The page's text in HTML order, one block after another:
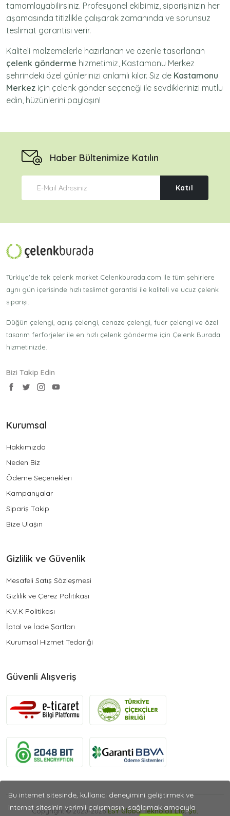
tamamlayabilirsiniz. Profesyonel ekibimiz, siparişinizin her
aşamasında titizlikle çalışarak zamanında ve sorunsuz
teslimat garantisi verir.
Kaliteli malzemelerle hazırlanan ve özenle tasarlanan
çelenk gönderme hizmetimiz, Kastamonu Merkez
şehrindeki özel günlerinizi anlamlı kılar. Siz de Kastamonu
Merkez için çelenk gönder seçeneği ile sevdiklerinizi mutlu
edin, hüzünlerini paylaşın!
Haber Bültenimize Katılın
Katıl
Türkiye'de tek çelenk market Celenkburada.com ile tüm şehirlere
aynı gün içerisinde hızlı teslimat garantisi ile kaliteli ve ucuz çelenk
siparişi.
Düğün çelengi, açılış çelengi, cenaze çelengi, fuar çelengi ve özel
tasarım ferforjeler ile en hızlı çelenk gönderme için Çelenk Burada
hizmetinizde.
Bizi Takip Edin
Kurumsal
Hakkımızda
Neden Biz
Ödeme Seçenekleri
Kampanyalar
Sipariş Takip
Bize Ulaşın
Gizlilik ve Güvenlik
Mesafeli Satış Sözleşmesi
Gizlilik ve Çerez Politikası
K.V.K Politikası
İptal ve İade Şartları
Kurumsal Hizmet Tedariği
Güvenli Alışveriş
Copyright © 2020-2026ESY Global Teknoloji Ltd. Şti.
Bu internet sitesinde, kullanıcı deneyimini geliştirmek ve
internet sitesinin verimli çalışmasını sağlamak amacıyla